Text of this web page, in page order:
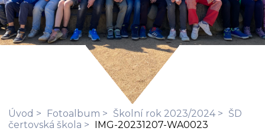
Úvod Fotoalbum Školní rok 2023/2024
ŠD
čertovská škola
IMG-20231207-WA0023